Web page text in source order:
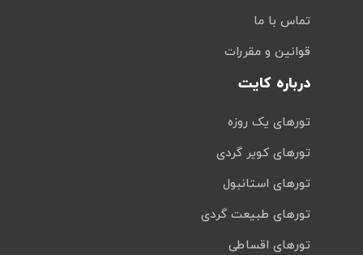
تماس با ما
قوانین و مقررات
درباره کایت
تورهای یک روزه
تورهای کویر گردی
تورهای استانبول
تورهای طبیعت گردی
تورهای اقساطی